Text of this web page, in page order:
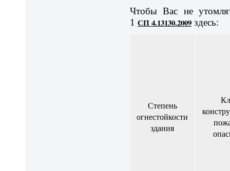
Чтобы Вас не
1СП 4.13130.2009 здесь:
Степень
огнестойкости
здания